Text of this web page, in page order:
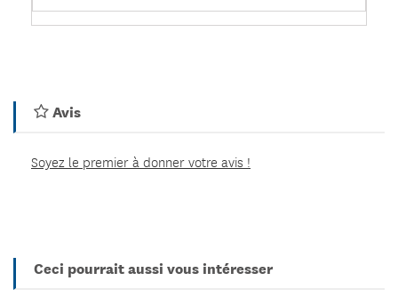
Avis
Soyez le premier à donner votre avis !
Ceci pourrait aussi vous intéresser